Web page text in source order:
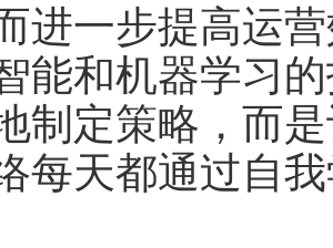
进一步提高运
能和机器学习
制定策略，而
每天都通过自